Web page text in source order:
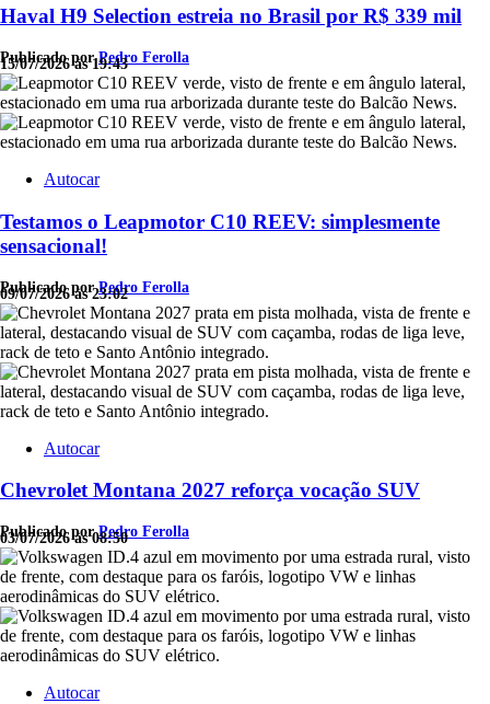
Haval H9 Selection estreia no Brasil por R$ 339 mil
Publicado porPedro Ferolla
15/07/2026 às 19:43
Autocar
Testamos o Leapmotor C10 REEV: simplesmente
sensacional!
Publicado porPedro Ferolla
09/07/2026 às 23:02
Autocar
Chevrolet Montana 2027 reforça vocação SUV
Publicado porPedro Ferolla
03/07/2026 às 08:50
Autocar